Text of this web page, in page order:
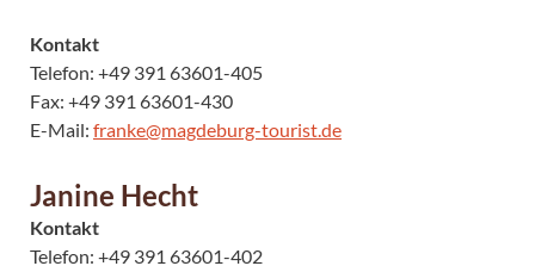
Kontakt
Telefon: +49 391 63601-405
Fax: +49 391 63601-430
E-Mail: franke@magdeburg-tourist.de
Janine Hecht
Kontakt
Telefon: +49 391 63601-402